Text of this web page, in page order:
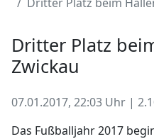
Dritter Platz
Zwickau
07.01.2017, 22:03 Uhr |
Das Fußballjahr 2017